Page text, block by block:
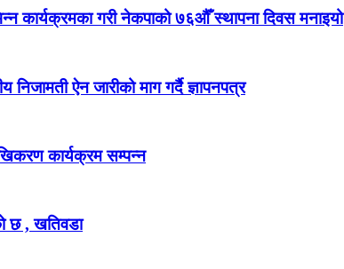
कार्यक्रमका गरी नेकपाको ७६औँ स्थापना दिवस मनाइयो
ऐन जारीको माग गर्दै ज्ञापनपत्र
कार्यक्रम सम्पन्न
छ , खतिवडा